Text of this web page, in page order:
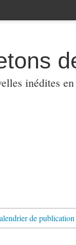
inédites
de publication